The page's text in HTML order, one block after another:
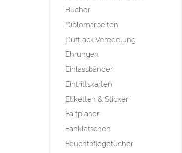
Bücher
Diplomarbeiten
Duftlack Veredelung
Ehrungen
Einlassbänder
Eintrittskarten
Etiketten & Sticker
Faltplaner
Fanklatschen
Feuchtpflegetücher